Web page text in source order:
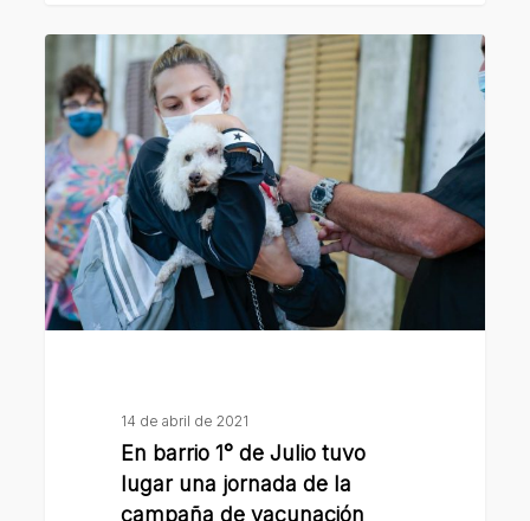
barrio
1°
de
Julio
tuvo
lugar
una
jornada
campaña
vacunación
antirrábica
14 de abril de 2021
En barrio 1° de Julio tuvo
lugar una jornada de la
campaña de vacunación